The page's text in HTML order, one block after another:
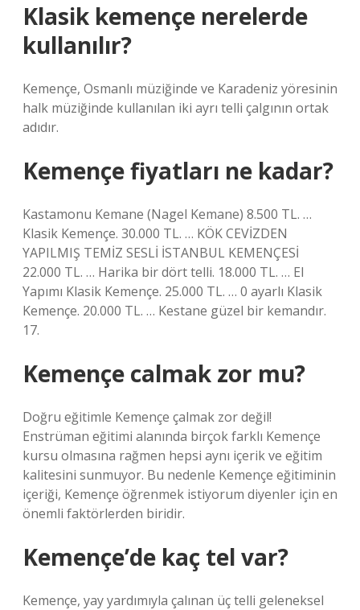
Klasik kemençe nerelerde
kullanılır?
Kemençe, Osmanlı müziğinde ve Karadeniz yöresinin
halk müziğinde kullanılan iki ayrı telli çalgının ortak
adıdır.
Kemençe fiyatları ne kadar?
Kastamonu Kemane (Nagel Kemane) 8.500 TL. …
Klasik Kemençe. 30.000 TL. … KÖK CEVİZDEN
YAPILMIŞ TEMİZ SESLİ İSTANBUL KEMENÇESİ
22.000 TL. … Harika bir dört telli. 18.000 TL. … El
Yapımı Klasik Kemençe. 25.000 TL. … 0 ayarlı Klasik
Kemençe. 20.000 TL. … Kestane güzel bir kemandır.
17.
Kemençe calmak zor mu?
Doğru eğitimle Kemençe çalmak zor değil!
Enstrüman eğitimi alanında birçok farklı Kemençe
kursu olmasına rağmen hepsi aynı içerik ve eğitim
kalitesini sunmuyor. Bu nedenle Kemençe eğitiminin
içeriği, Kemençe öğrenmek istiyorum diyenler için en
önemli faktörlerden biridir.
Kemençe’de kaç tel var?
Kemençe, yay yardımıyla çalınan üç telli geleneksel